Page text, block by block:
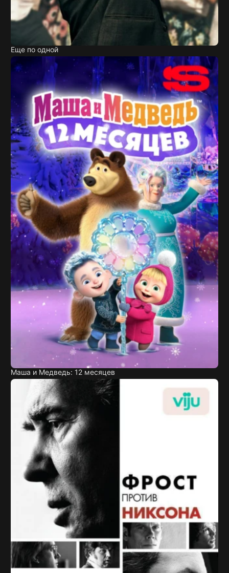
Еще по одной
Маша и Медведь: 12 месяцев